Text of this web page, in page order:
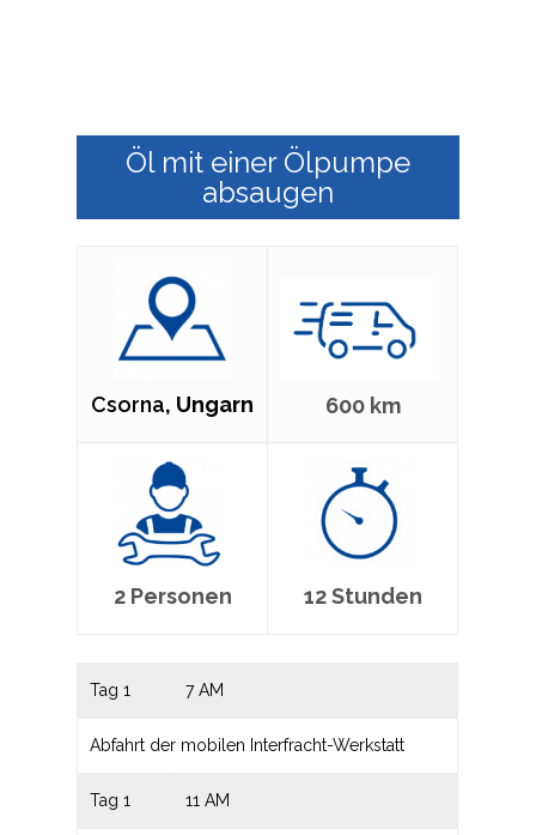
Öl mit einer Ölpumpe
absaugen
Csorna, Ungarn 600 km
2 Personen 12 Stunden
Tag 1 7 AM
Abfahrt der mobilen Interfracht-Werkstatt
Tag 1 11 AM